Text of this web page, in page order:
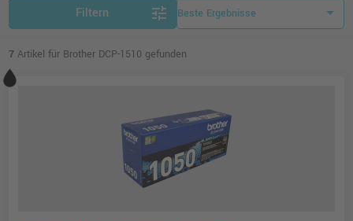
Filtern tune
7 Artikel für Brother DCP-1510 gefunden